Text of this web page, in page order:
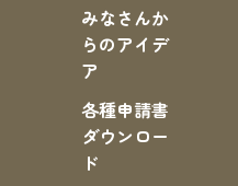
みなさんか
らのアイデ
ア
各種申請書
ダウンロー
ド